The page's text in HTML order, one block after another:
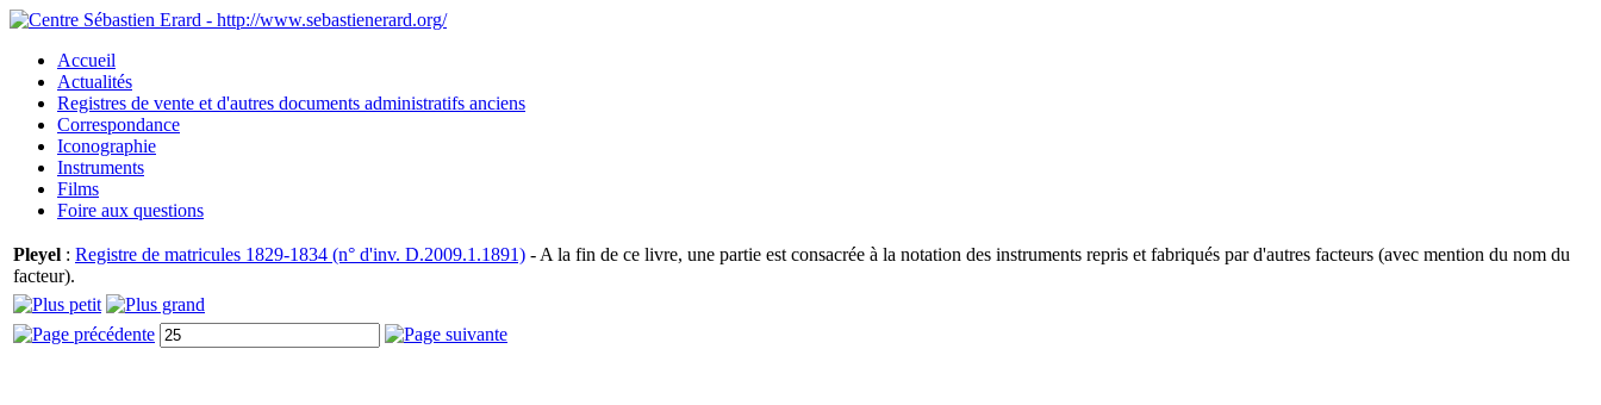
Accueil
Actualités
Registres de vente et d'autres documents administratifs anciens
Correspondance
Iconographie
Instruments
Films
Foire aux questions
Pleyel : Registre de matricules 1829-1834 (n° d'inv. D.2009.1.1891) - A la fin de ce livre, une partie est consacrée à la notation des instruments repris et fabriqués par d'autres facteurs (avec mention du nom du
facteur).